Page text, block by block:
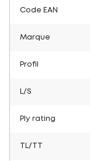
Code EAN
Marque
Profil
L/S
Ply rating
TL/TT